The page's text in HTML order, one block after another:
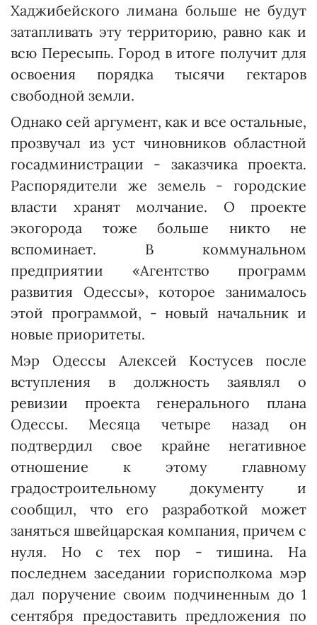
Хаджибейского лимана больше не будут
затапливать эту территорию, равно как и
всю Пересыпь. Город в итоге получит для
освоения порядка тысячи гектаров
свободной земли.
Однако сей аргумент, как и все остальные,
прозвучал из уст чиновников областной
госадминистрации - заказчика проекта.
Распорядители же земель - городские
власти хранят молчание. О проекте
экогорода тоже больше никто не
вспоминает. В коммунальном
предприятии «Агентство программ
развития Одессы», которое занималось
этой программой, - новый начальник и
новые приоритеты.
Мэр Одессы Алексей Костусев после
вступления в должность заявлял о
ревизии проекта генерального плана
Одессы. Месяца четыре назад он
подтвердил свое крайне негативное
отношение к этому главному
градостроительному документу и
сообщил, что его разработкой может
заняться швейцарская компания, причем с
нуля. Но с тех пор - тишина. На
последнем заседании горисполкома мэр
дал поручение своим подчиненным до 1
сентября предоставить предложения по